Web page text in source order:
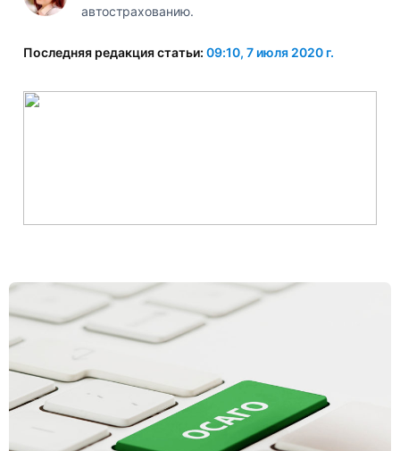
автострахованию.
Последняя редакция статьи: 09:10, 7 июля 2020 г.